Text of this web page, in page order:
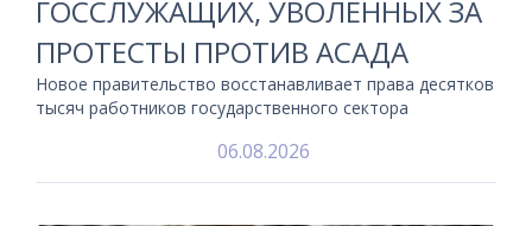
ГОССЛУЖАЩИХ, УВОЛЕННЫХ ЗА
ПРОТЕСТЫ ПРОТИВ АСАДА
Новое правительство восстанавливает права десятков
тысяч работников государственного сектора
06.08.2026